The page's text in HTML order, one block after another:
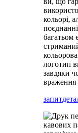
кольорі,
багатьом
логотип
завдяки
враження
запит